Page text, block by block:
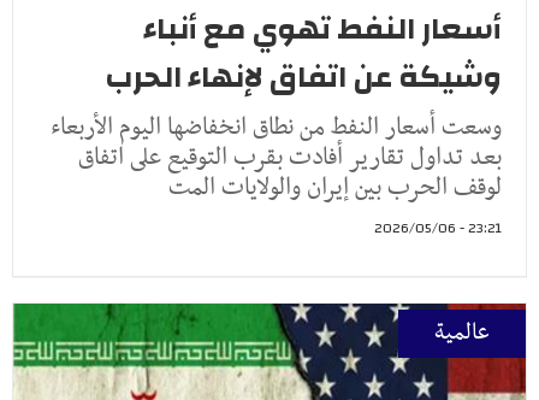
أسعار النفط تهوي مع أنباء
وشيكة عن اتفاق لإنهاء الحرب
وسعت أسعار النفط من نطاق انخفاضها اليوم الأربعاء
بعد تداول تقارير أفادت بقرب التوقيع على اتفاق
لوقف الحرب بين إيران والولايات المت
23:21 - 2026/05/06
عالمية